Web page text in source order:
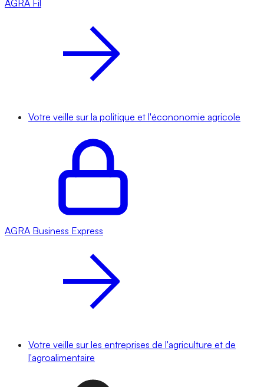
AGRA Fil
Votre veille sur la politique et l'écononomie agricole
AGRA Business Express
Votre veille sur les entreprises de l'agriculture et de
l'agroalimentaire